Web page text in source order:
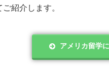
紹介します。
アメリカ留学